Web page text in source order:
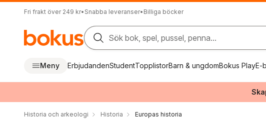
Fri frakt över 249 kr• Snabba leveranser• Billiga böcker
Sök bok, spel, pussel, penna...
Meny ErbjudandenStudentTopplistorBarn & ungdomBokus PlayE-
Historia och arkeologi Historia Europas historia